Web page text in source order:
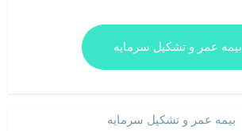
بیمه عمر و تشکیل سرمایه